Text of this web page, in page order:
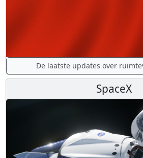
De laatste updates over
SpaceX